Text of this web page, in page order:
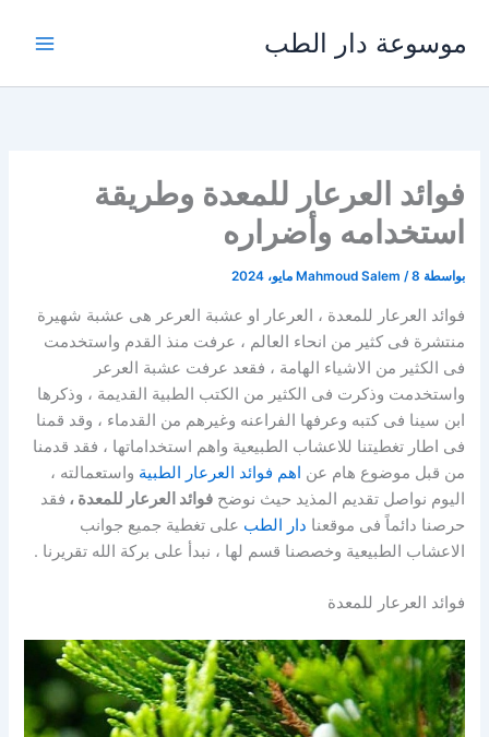
المحتوى
موسوعة دار الطب
فوائد العرعار للمعدة وطريقة
استخدامه وأضراره
بواسطة Mahmoud Salem /8 مايو، 2024
فوائد العرعار للمعدة ، العرعار او عشبة العرعر هى عشبة شهيرة
منتشرة فى كثير من انحاء العالم ، عرفت منذ القدم واستخدمت
فى الكثير من الاشياء الهامة ، فقعد عرفت عشبة العرعر
واستخدمت وذكرت فى الكثير من الكتب الطبية القديمة ، وذكرها
ابن سينا فى كتبه وعرفها الفراعنه وغيرهم من القدماء ، وقد قمنا
فى اطار تغطيتنا للاعشاب الطبيعية واهم استخداماتها ، فقد قدمنا
من قبل موضوع هام عن اهم فوائد العرعار الطبية واستعمالته ،
اليوم نواصل تقديم المذيد حيث نوضحفوائد العرعار للمعدة ، فقد
حرصنا دائماً فى موقعنا دار الطب على تغطية جميع جوانب
الاعشاب الطبيعية وخصصنا قسم لها ، نبدأ على بركة الله تقريرنا .
فوائد العرعار للمعدة